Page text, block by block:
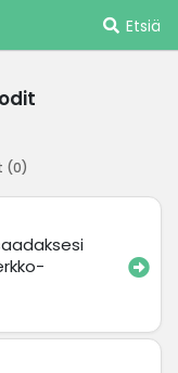
Etsiä
(0)